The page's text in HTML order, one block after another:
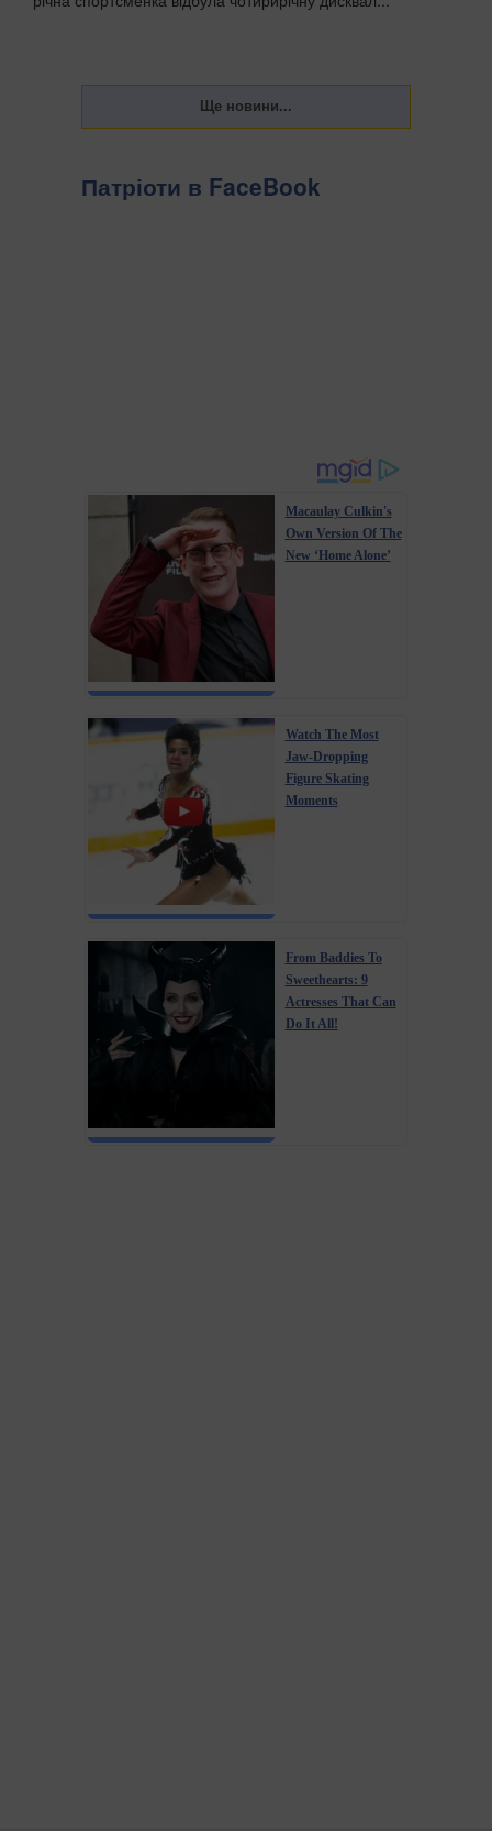
Патріоти в FaceBook
Macaulay Culkin's
Own Version Of The
New ‘Home Alone’
Watch The Most
Jaw‑Dropping
Figure Skating
Moments
From Baddies To
Sweethearts: 9
Actresses That Can
Do It All!